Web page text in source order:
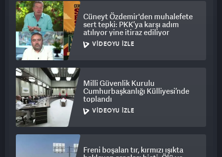
Cüneyt Özdemir'den muhalefete
sert tepki: PKK’ya karşı adım
atılıyor yine itiraz ediliyor
VIDEOYU İZLE
Milli Güvenlik Kurulu
Cumhurbaşkanlığı Külliyesi’nde
toplandı
VIDEOYU İZLE
Freni boşalan tır, kırmızı ışıkta